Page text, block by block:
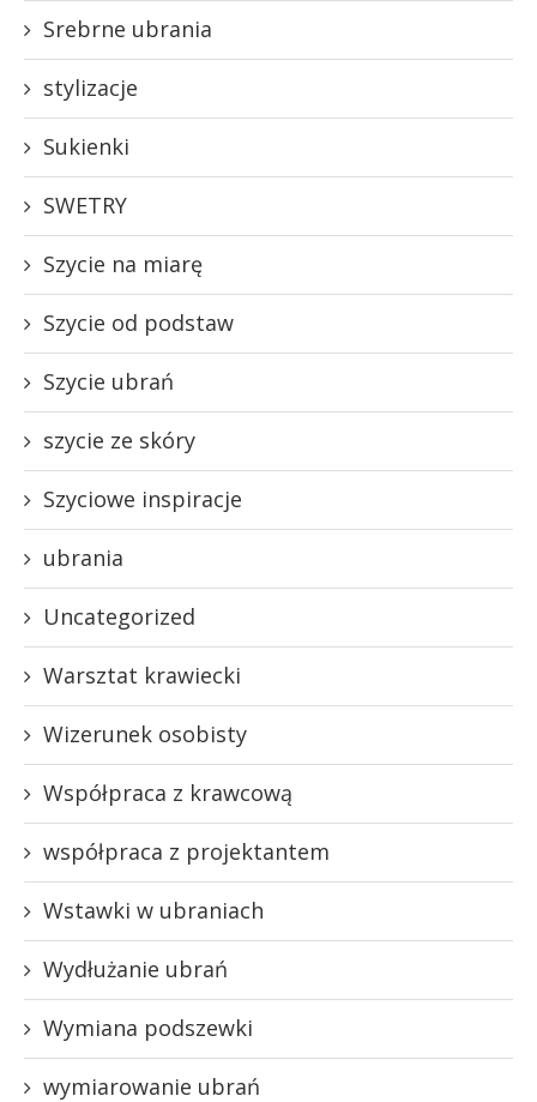
Srebrne ubrania
stylizacje
Sukienki
SWETRY
Szycie na miarę
Szycie od podstaw
Szycie ubrań
szycie ze skóry
Szyciowe inspiracje
ubrania
Uncategorized
Warsztat krawiecki
Wizerunek osobisty
Współpraca z krawcową
współpraca z projektantem
Wstawki w ubraniach
Wydłużanie ubrań
Wymiana podszewki
wymiarowanie ubrań